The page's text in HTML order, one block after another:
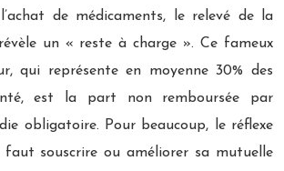
de médicaments, le relevé de la
un « reste à charge ». Ce fameux
qui représente en moyenne 30% des
est la part non remboursée par
obligatoire. Pour beaucoup, le réflexe
souscrire ou améliorer sa mutuelle